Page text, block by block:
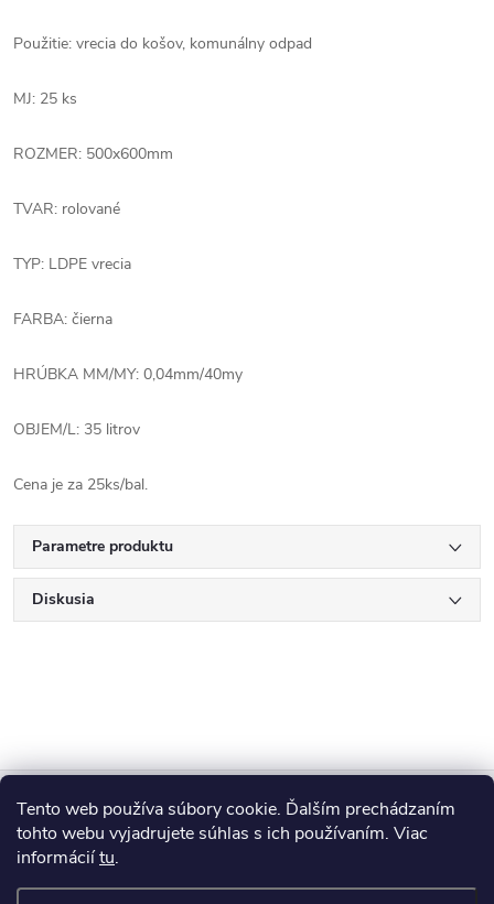
Tento web používa súbory cookie. Ďalším prechádzaním
tohto webu vyjadrujete súhlas s ich používaním. Viac
informáciítu.
Použitie: vrecia do košov, komunálny odpad
MJ: 25 ks
ROZMER: 500x600mm
TVAR: rolované
TYP: LDPE vrecia
FARBA: čierna
HRÚBKA MM/MY: 0,04mm/40my
OBJEM/L: 35 litrov
Cena je za 25ks/bal.
Parametre produktu
Diskusia
Z
áBlog
Informácie pre vás